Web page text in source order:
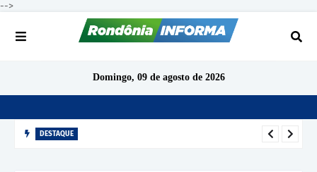
-->
Domingo, 09 de agosto de 2026
DESTAQUE